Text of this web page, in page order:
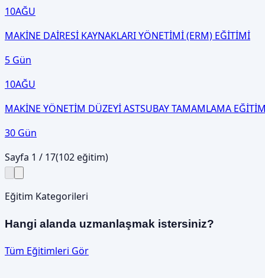
10AĞU
MAKİNE DAİRESİ KAYNAKLARI YÖNETİMİ (ERM) EĞİTİMİ
5 Gün
10AĞU
MAKİNE YÖNETİM DÜZEYİ ASTSUBAY TAMAMLAMA
30 Gün
Sayfa 1 / 17(102eğitim)
Eğitim Kategorileri
Hangi alanda uzmanlaşmak istersiniz?
Tüm Eğitimleri Gör